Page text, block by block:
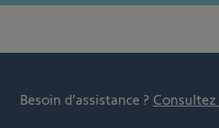
Besoin d’assistance ? Consultez